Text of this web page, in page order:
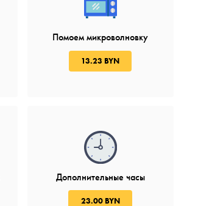
Помоем микроволновку
13.23 BYN
Дополнительные часы
23.00 BYN